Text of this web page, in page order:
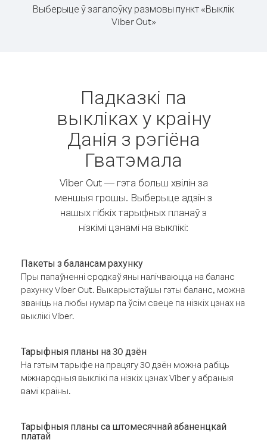
Выберыце ў загалоўку размовы пункт «Выклік
Viber Out»
Падказкі па
выкліках у краіну
Данія з рэгіёна
Гватэмала
Viber Out — гэта больш хвілін за
меншыя грошы. Выберыце адзін з
нашых гібкіх тарыфных планаў з
нізкімі цэнамі на выклікі:
Пакеты з балансам рахунку
Пры папаўненні сродкаў яны налічваюцца на баланс
рахунку Viber Out. Выкарыстаўшы гэты баланс, можна
званіць на любы нумар па ўсім свеце па нізкіх цэнах на
выклікі Viber.
Тарыфныя планы на 30 дзён
На гэтым тарыфе на працягу 30 дзён можна рабіць
міжнародныя выклікі па нізкіх цэнах Viber у абраныя
вамі краіны.
Тарыфныя планы са штомесячнай абаненцкай
платай